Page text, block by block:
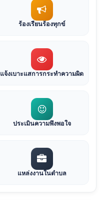
ร้องเรียนร้องทุกข์
แจ้งเบาะแสการกระทำความผิด
ประเมินความพึงพอใจ
แหล่งงานในตำบล